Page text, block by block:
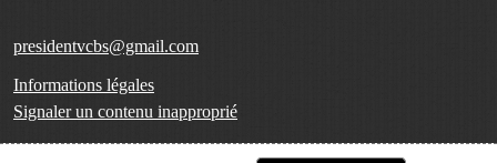
presidentvcbs@gmail.com
Informations légales
Signaler un contenu inapproprié